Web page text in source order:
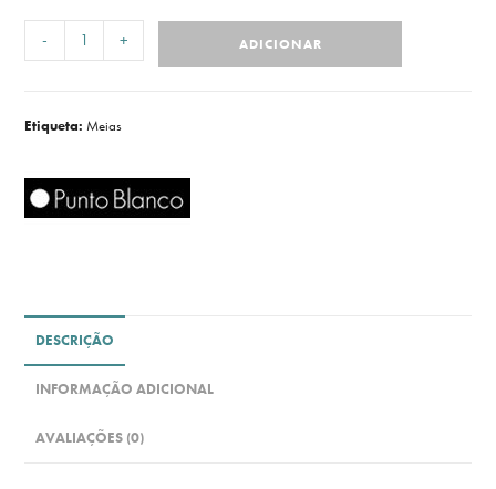
- + ADICIONAR
Etiqueta:Meias
DESCRIÇÃO
INFORMAÇÃO ADICIONAL
AVALIAÇÕES (0)